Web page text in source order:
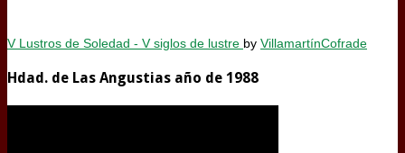
V Lustros de Soledad - V siglos de lustre by VillamartínCofrade
Hdad. de Las Angustias año de 1988